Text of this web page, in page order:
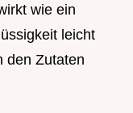
wie ein
leicht
den Zutaten